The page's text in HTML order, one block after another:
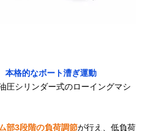
本格的なボート漕ぎ運動
圧シリンダー式のローイングマシ
部3段階の負荷調節が行え、低負荷